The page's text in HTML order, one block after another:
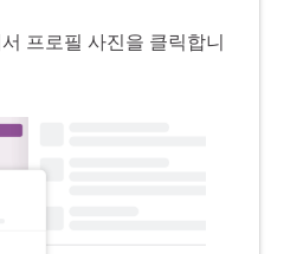
프로필 사진을 클릭합니